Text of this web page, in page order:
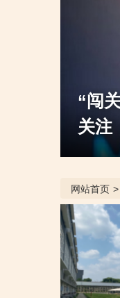
赖客户引
网站首页 >